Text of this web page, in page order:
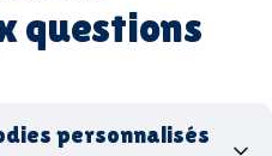
questions
personnalisés